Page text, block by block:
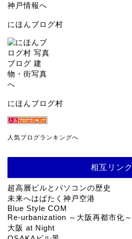
にほんブログ村
にほんブログ村
人気ブログランキングへ
相互リンク
超高層ビルとパソコンの歴史
未来へはばたく神戸空港
Blue Style COM
Re-urbanization ～大阪再都市化～
大阪 at Night